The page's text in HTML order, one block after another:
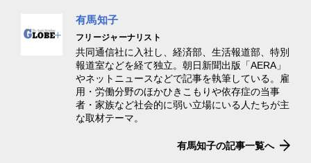
有馬知子
フリージャーナリスト
共同通信社に入社し、経済部、生活報道部、特別
報道室などを経て独立。朝日新聞出版「AERA」
やネットニュースなどで記事を執筆している。雇
用・労働分野のほかひきこもりや依存症の当事
者・家族など社会的に弱い立場にいる人たちが主
な取材テーマ。
有馬知子の記事一覧へ